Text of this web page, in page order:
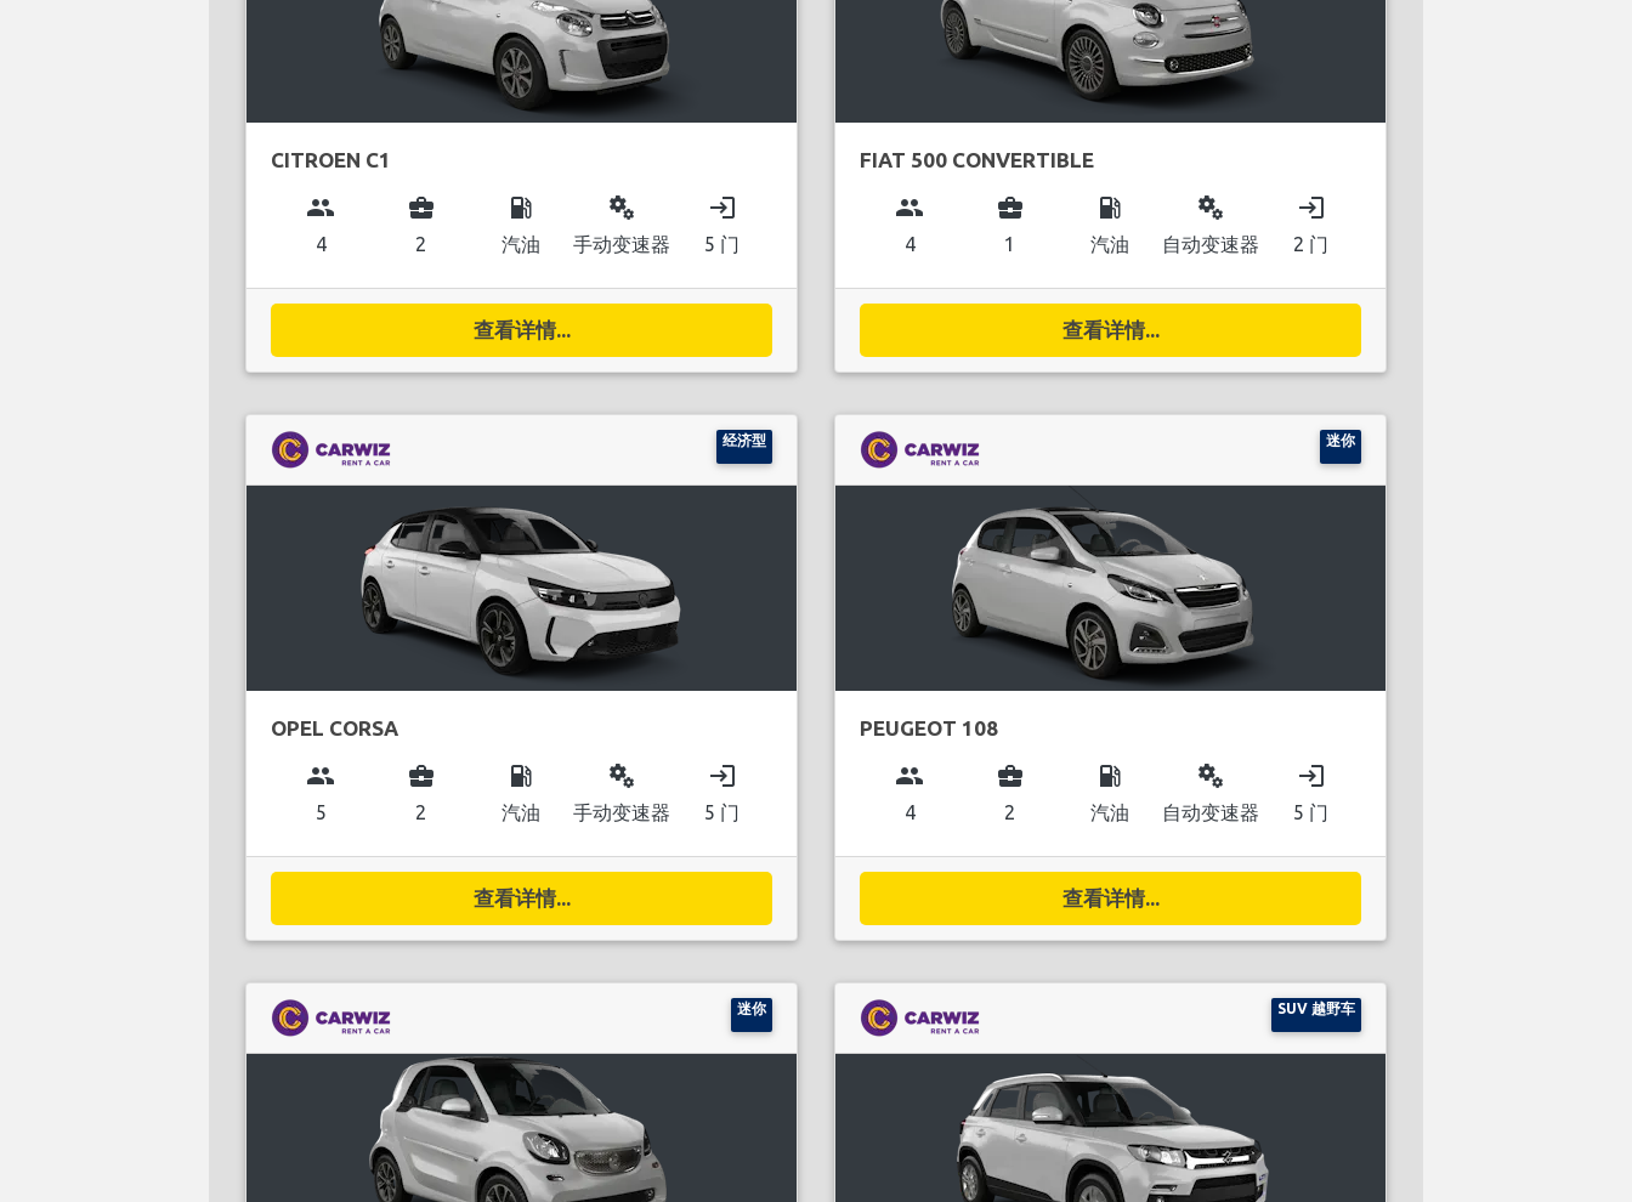
CITROEN C1
group
4
business_center
2
local_gas_station
汽油
miscellaneous_services
手动变速器
login
5 门
查看详情...
FIAT 500 CONVERTIBLE
group
4
business_center
1
local_gas_station
汽油
miscellaneous_services
自动变速器
login
2 门
查看详情...
经济型
OPEL CORSA
group
5
business_center
2
local_gas_station
汽油
miscellaneous_services
手动变速器
login
5 门
查看详情...
迷你
PEUGEOT 108
group
4
business_center
2
local_gas_station
汽油
miscellaneous_services
自动变速器
login
5 门
查看详情...
迷你 SUV 越野车